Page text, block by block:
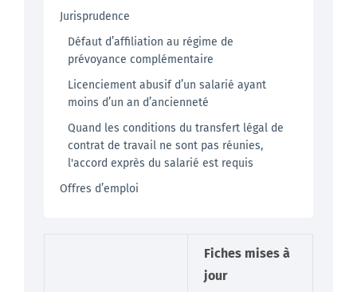
Jurisprudence
Défaut d’affiliation au régime de
prévoyance complémentaire
Licenciement abusif d’un salarié ayant
moins d’un an d’ancienneté
Quand les conditions du transfert légal de
contrat de travail ne sont pas réunies,
l'accord exprès du salarié est requis
Offres d’emploi
Fiches mises à
jour